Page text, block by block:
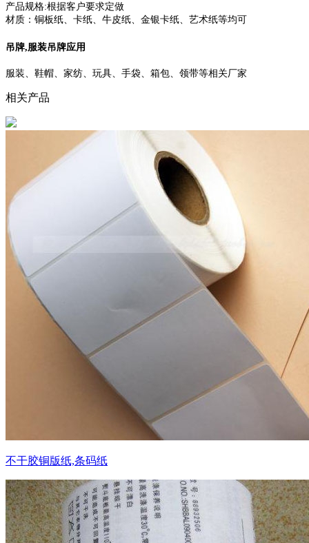
产品规格:根据客户要求定做
材质：铜板纸、卡纸、牛皮纸、金银卡纸、艺术纸等均可
吊牌,服装吊牌应用
服装、鞋帽、家纺、玩具、手袋、箱包、领带等相关厂家
相关产品
不干胶铜版纸,条码纸